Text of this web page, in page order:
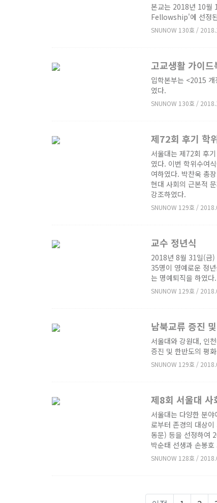
본교는 2018년 10월
Fellowship'에 선정
SNUNOW 130호 /
고교생활 가이드
입학본부는 <2015
였다.
SNUNOW 130호 /
제72회 후기 학
서울대는 제72회 후
였다. 이번 학위수여
여하였다. 박찬욱 총
현대 사회의 근본적
강조하였다.
SNUNOW 129호 /
교수 정년식
2018년 8월 31일(금)
35명이 영예로운 정
는 명예퇴직을 하였다.
SNUNOW 129호 /
남북교류 증진
서울대와 강원대, 인
증진 및 한반도의 평
SNUNOW 129호 /
제8회 서울대 사
서울대는 다양한 분
로부터 존경의 대상
동문) 등을 선정하여
박순태 선생과 손봉
SNUNOW 128호 /